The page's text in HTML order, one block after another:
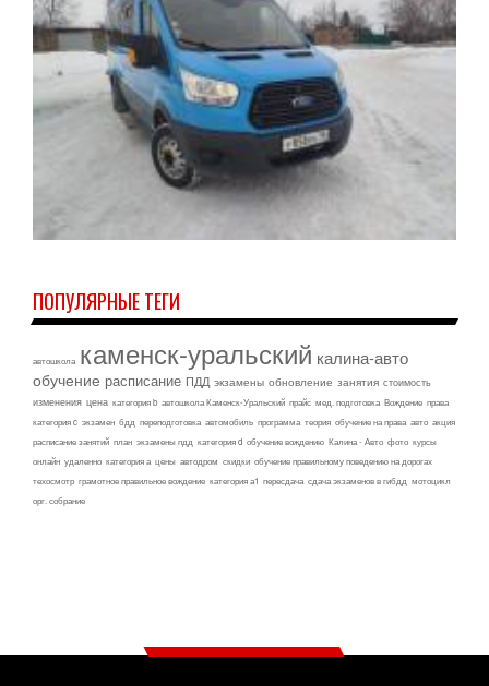
ПОПУЛЯРНЫЕ ТЕГИ
автошкола каменск-уральский калина-авто
обучение расписание ПДД экзамены обновление занятия стоимость
изменения цена категория b автошкола Каменск-Уральский прайс мед. подготовка Вождение права
категория c экзамен бдд переподготовка автомобиль программа теория обучение на права авто акция
расписание занятий план экзамены пдд категория d обучение вождению Калина - Авто фото курсы
онлайн удаленно категория а цены автодром скидки обучение правильному поведению на дорогах
техосмотр грамотное правильное вождение категория а1 пересдача сдача экзаменов в гибдд мотоцикл
орг. собрание